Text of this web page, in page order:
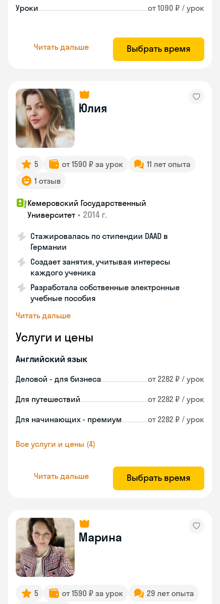
Уроки от 1090 ₽ / урок
Читать дальше Выбрать время
Юлия
5 от 1590 ₽ за урок
11 лет опыта
1 отзыв
Кемеровский Государственный
Университет • 2014 г.
Стажировалась по стипендии DAAD в
Германии
Создает занятия, учитывая интересы
каждого ученика
Разработала собственные электронные
учебные пособия
Читать дальше
Услуги и цены
Английский язык
Деловой - для бизнеса от 2282 ₽ / урок
Для путешествий от 2282 ₽ / урок
Для начинающих - премиум от 2282 ₽ / урок
Все услуги и цены (4)
Читать дальше Выбрать время
Марина
5 от 1590 ₽ за урок 29 лет опыта